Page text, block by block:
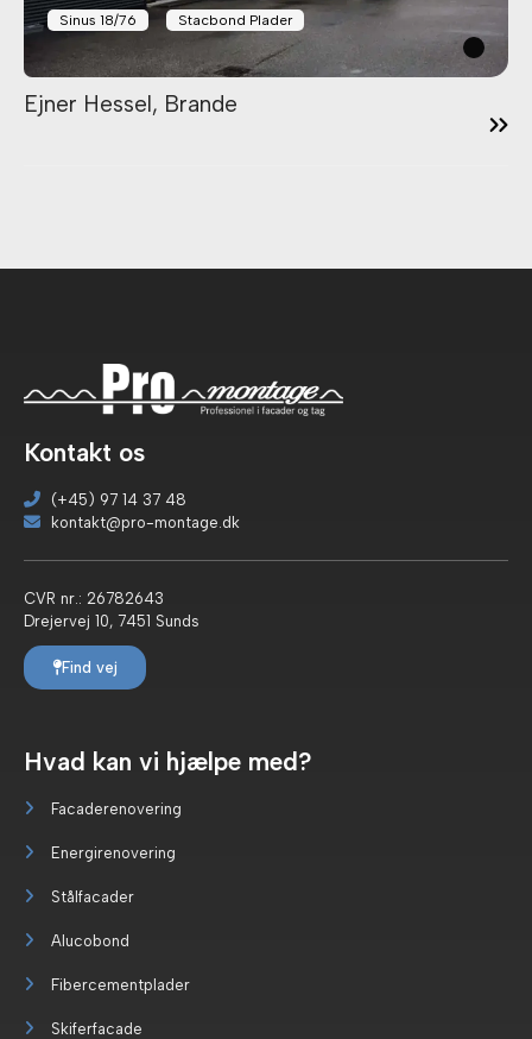
Sinus 18/76 Stacbond Plader
Ejner Hessel, Brande
Kontakt os
(+45) 97 14 37 48
kontakt@pro-montage.dk
CVR nr.: 26782643
Drejervej 10, 7451 Sunds
Find vej
Hvad kan vi hjælpe med?
Facaderenovering
Energirenovering
Stålfacader
Alucobond
Fibercementplader
Skiferfacade